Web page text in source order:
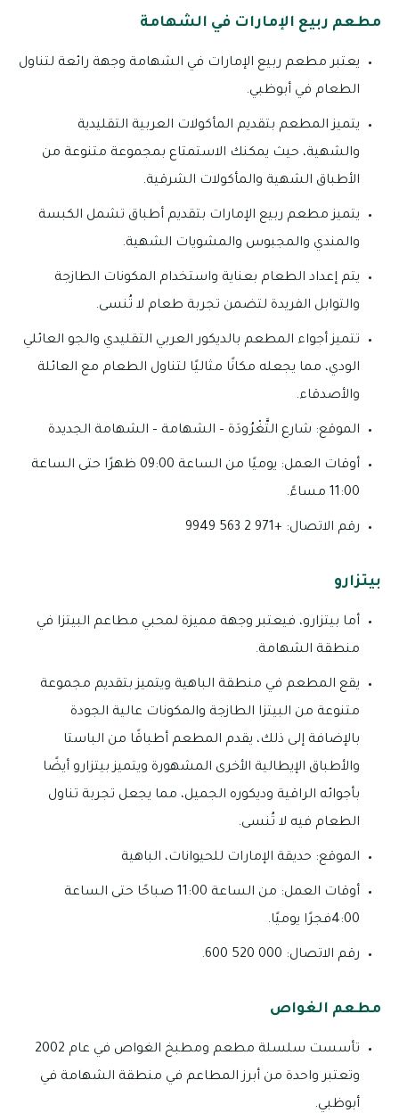
مطعم ربيع الإمارات في الشهامة
يعتبر مطعم ربيع الإمارات في الشهامة وجهة رائعة لتناول
الطعام في أبوظبي.
يتميز المطعم بتقديم المأكولات العربية التقليدية
والشهية، حيث يمكنك الاستمتاع بمجموعة متنوعة من
الأطباق الشهية والمأكولات الشرقية.
يتميز مطعم ربيع الإمارات بتقديم أطباق تشمل الكبسة
والمندي والمجبوس والمشويات الشهية.
يتم إعداد الطعام بعناية واستخدام المكونات الطازجة
والتوابل الفريدة لتضمن تجربة طعام لا تُنسى.
تتميز أجواء المطعم بالديكور العربي التقليدي والجو العائلي
الودي، مما يجعله مكانًا مثاليًا لتناول الطعام مع العائلة
والأصدقاء.
الموقع: شارع التَّغْرُودَة – الشهامة – الشهامة الجديدة
أوقات العمل: يوميًا من الساعة 09:00 ظهرًا حتى الساعة
11:00 مساءً.
رقم الاتصال: +971 2 563 9949
بيتزارو
أما بيتزارو، فيعتبر وجهة مميزة لمحبي مطاعم البيتزا في
منطقة الشهامة.
يقع المطعم في منطقة الباهية ويتميز بتقديم مجموعة
متنوعة من البيتزا الطازجة والمكونات عالية الجودة
بالإضافة إلى ذلك، يقدم المطعم أطباقًا من الباستا
والأطباق الإيطالية الأخرى المشهورة ويتميز بيتزارو أيضًا
بأجوائه الراقية وديكوره الجميل، مما يجعل تجربة تناول
الطعام فيه لا تُنسى.
الموقع: حديقة الإمارات للحيوانات، الباهية
أوقات العمل: من الساعة 11:00 صباحًا حتى الساعة
4:00فجرًا يوميًا.
رقم الاتصال: 000 520 600.
مطعم الغواص
تأسست سلسلة مطعم ومطبخ الغواص في عام 2002
وتعتبر واحدة من أبرز المطاعم في منطقة الشهامة في
أبوظبي.